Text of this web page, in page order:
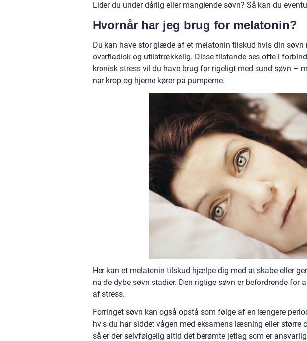
Lider du under dårlig eller manglende søvn? Så kan du
Hvornår har jeg brug for melatonin?
Du kan have stor glæde af et melatonin tilskud hvis din søvn
overfladisk og utilstrækkelig. Disse tilstande ses ofte i
kronisk stress vil du have brug for rigeligt med sund søvn –
når krop og hjerne kører på pumperne.
Her kan et melatonin tilskud hjælpe dig med at skabe eller
nå de dybe søvn stadier. Den rigtige søvn er befordrende for
af stress.
Forringet søvn kan også opstå som følge af en længere
hvis du har siddet vågen med eksamens læsning eller større
så er der selvfølgelig altid det berømte jetlag som er